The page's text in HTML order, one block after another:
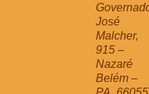
José
Malcher,
915 –
Nazaré
Belém –